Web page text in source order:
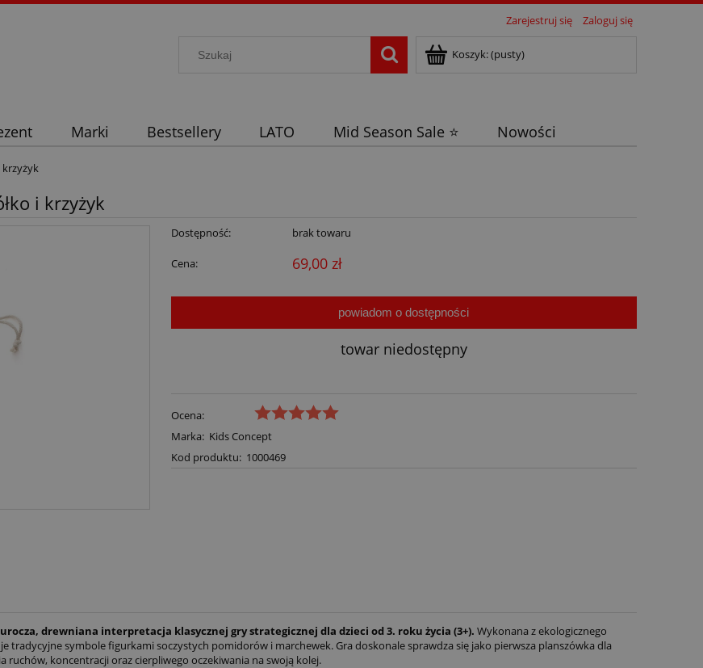
Zarejestruj się Zaloguj się
Koszyk:(pusty)
Marki Bestsellery LATO Mid Season Sale ⭐ Nowości
krzyżyk
i krzyżyk
Dostępność: brak towaru
Cena: 69,00 zł
powiadom o dostępności
towar niedostępny
Ocena:
Marka: Kids Concept
Kod produktu: 1000469
drewniana interpretacja klasycznej gry strategicznej dla dzieci od 3. roku życia (3+). Wykonana z ekologicznego
symbole figurkami soczystych pomidorów i marchewek. Gra doskonale sprawdza się jako pierwsza planszówka dla
ruchów, koncentracji oraz cierpliwego oczekiwania na swoją kolej.